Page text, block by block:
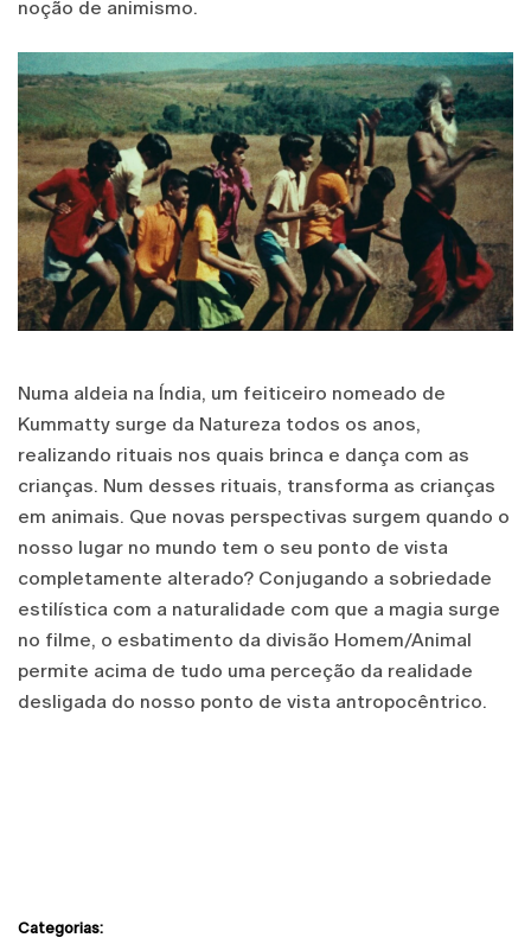
noção de animismo.
Numa aldeia na Índia, um feiticeiro nomeado de
Kummatty surge da Natureza todos os anos,
realizando rituais nos quais brinca e dança com as
crianças. Num desses rituais, transforma as crianças
em animais. Que novas perspectivas surgem quando o
nosso lugar no mundo tem o seu ponto de vista
completamente alterado? Conjugando a sobriedade
estilística com a naturalidade com que a magia surge
no filme, o esbatimento da divisão Homem/Animal
permite acima de tudo uma perceção da realidade
desligada do nosso ponto de vista antropocêntrico.
Categorias: